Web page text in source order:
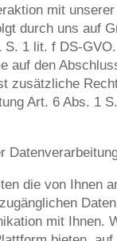
mit
durch uns auf
S. 1 lit. f DS-
auf den
zusätz­li­che
Art. 6 Abs. 1
die von Ihnen
mit Ihnen.